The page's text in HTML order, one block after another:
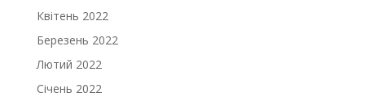
Квітень 2022
Березень 2022
Лютий 2022
Січень 2022